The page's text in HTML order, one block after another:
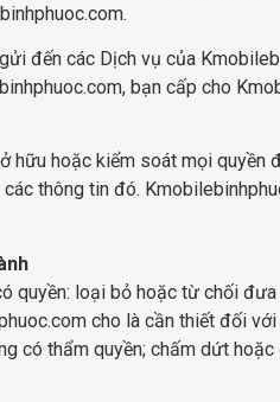
đến các Dịch vụ của
bạn cấp cho
hữu hoặc kiểm soát mọi
thông tin đó.
quyền: loại bỏ hoặc từ chối
cho là cần thiết đối
có thẩm quyền; chấm dứt